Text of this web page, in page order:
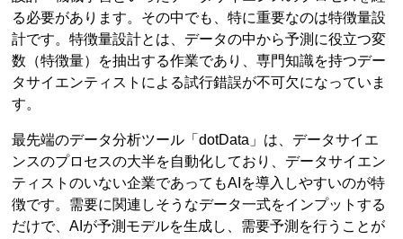
る必要があります。その中でも、特に重要なのは特徴量設
計です。特徴量設計とは、データの中から予測に役立つ変
数（特徴量）を抽出する作業であり、専門知識を持つデー
タサイエンティストによる試行錯誤が不可欠になっていま
す。
最先端のデータ分析ツール「dotData」は、データサイエ
ンスのプロセスの大半を自動化しており、データサイエン
ティストのいない企業であってもAIを導入しやすいのが特
徴です。需要に関連しそうなデータ一式をインプットする
だけで、AIが予測モデルを生成し、需要予測を行うことが